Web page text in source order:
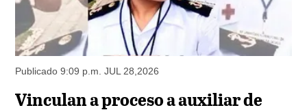
Publicado 9:09 p.m. JUL 28,2026
Vinculan a proceso a auxiliar de